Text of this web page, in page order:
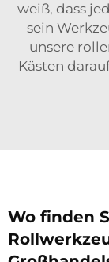
weiß, dass
sein
unsere
Kästen
Wo finden